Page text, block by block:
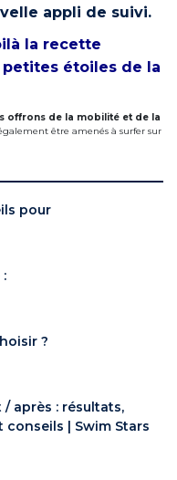
appli de suivi.
la recette
étoiles de la
offrons de la mobilité et de la
être amenés à surfer sur
pour
?
après : résultats,
| Swim Stars